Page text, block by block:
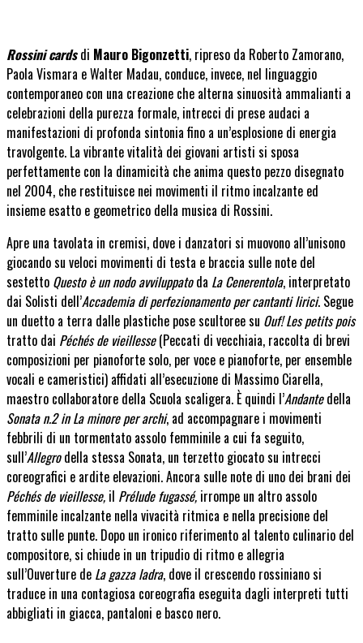
Rossini cardsdi Mauro Bigonzetti, ripreso da Roberto Zamorano,
Paola Vismara e Walter Madau, conduce, invece, nel linguaggio
contemporaneo con una creazione che alterna sinuosità ammalianti a
celebrazioni della purezza formale, intrecci di prese audaci a
manifestazioni di profonda sintonia fino a un’esplosione di energia
travolgente. La vibrante vitalità dei giovani artisti si sposa
perfettamente con la dinamicità che anima questo pezzo disegnato
nel 2004, che restituisce nei movimenti il ritmo incalzante ed
insieme esatto e geometrico della musica di Rossini.
Apre una tavolata in cremisi, dove i danzatori si muovono all’unisono
giocando su veloci movimenti di testa e braccia sulle note del
sestetto Questo è un nodo avviluppatoda La Cenerentola, interpretato
dai Solisti dell’Accademia di perfezionamento per cantanti lirici. Segue
un duetto a terra dalle plastiche pose scultoree su Ouf! Les petits pois
tratto dai Péchés de vieillesse(Peccati di vecchiaia, raccolta di brevi
composizioni per pianoforte solo, per voce e pianoforte, per ensemble
vocali e cameristici) affidati all’esecuzione di Massimo Ciarella,
maestro collaboratore della Scuola scaligera. È quindi l’Andantedella
Sonata n.2 in La minore per archi, ad accompagnare i movimenti
febbrili di un tormentato assolo femminile a cui fa seguito,
sull’Allegrodella stessa Sonata, un terzetto giocato su intrecci
coreografici e ardite elevazioni. Ancora sulle note di uno dei brani dei
Péchés de vieillesse, il Prélude fugassé, irrompe un altro assolo
femminile incalzante nella vivacità ritmica e nella precisione del
tratto sulle punte. Dopo un ironico riferimento al talento culinario del
compositore, si chiude in un tripudio di ritmo e allegria
sull’Ouverture de La gazza ladra, dove il crescendo rossiniano si
traduce in una contagiosa coreografia eseguita dagli interpreti tutti
abbigliati in giacca, pantaloni e basco nero.